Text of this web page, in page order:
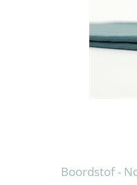
Boordstof -